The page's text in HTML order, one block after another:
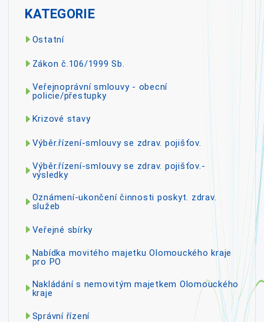
KATEGORIE
Ostatní
Zákon č.106/1999 Sb.
Veřejnoprávní smlouvy - obecní
policie/přestupky
Krizové stavy
Výběr.řízení-smlouvy se zdrav. pojišťov.
Výběr.řízení-smlouvy se zdrav. pojišťov.-
výsledky
Oznámení-ukončení činnosti poskyt. zdrav.
služeb
Veřejné sbírky
Nabídka movitého majetku Olomouckého kraje
pro PO
Nakládání s nemovitým majetkem Olomouckého
kraje
Správní řízení